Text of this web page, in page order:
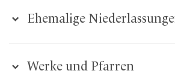
Ehemalige
Werke und Pfarren